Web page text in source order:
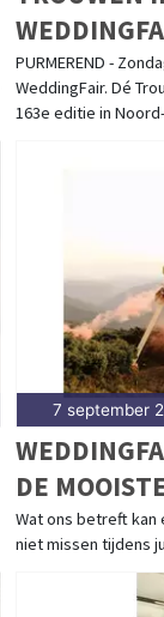
PURMEREND -
WeddingFair. Dé
163e editie in
7 september
DE
Wat ons betreft kan
niet missen tijdens